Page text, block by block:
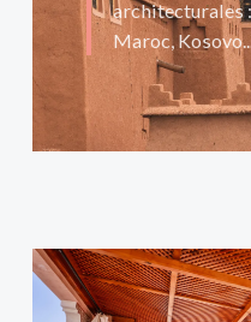
architecturales
Maroc, Kosovo...